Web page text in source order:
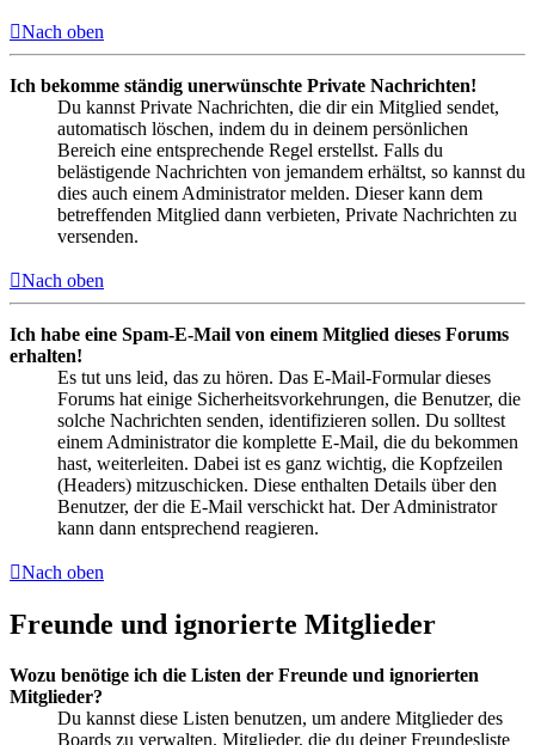
Nach oben
Ich bekomme ständig unerwünschte Private Nachrichten!
Du kannst Private Nachrichten, die dir ein Mitglied sendet,
automatisch löschen, indem du in deinem persönlichen
Bereich eine entsprechende Regel erstellst. Falls du
belästigende Nachrichten von jemandem erhältst, so kannst du
dies auch einem Administrator melden. Dieser kann dem
betreffenden Mitglied dann verbieten, Private Nachrichten zu
versenden.
Nach oben
Ich habe eine Spam-E-Mail von einem Mitglied dieses Forums
erhalten!
Es tut uns leid, das zu hören. Das E-Mail-Formular dieses
Forums hat einige Sicherheitsvorkehrungen, die Benutzer, die
solche Nachrichten senden, identifizieren sollen. Du solltest
einem Administrator die komplette E-Mail, die du bekommen
hast, weiterleiten. Dabei ist es ganz wichtig, die Kopfzeilen
(Headers) mitzuschicken. Diese enthalten Details über den
Benutzer, der die E-Mail verschickt hat. Der Administrator
kann dann entsprechend reagieren.
Nach oben
Freunde und ignorierte Mitglieder
Wozu benötige ich die Listen der Freunde und ignorierten
Mitglieder?
Du kannst diese Listen benutzen, um andere Mitglieder des
Boards zu verwalten. Mitglieder, die du deiner Freundesliste